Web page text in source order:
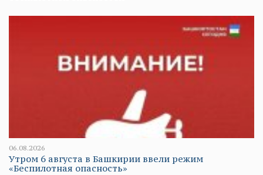
06.08.2026
Утром 6 августа в Башкирии ввели режим
«Беспилотная опасность»